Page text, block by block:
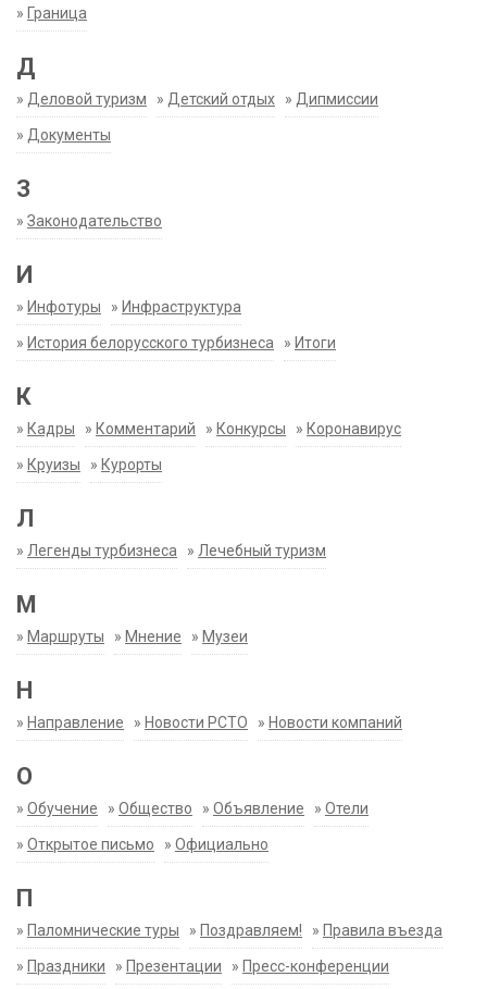
» Граница
Д
» Деловой туризм » Детский отдых » Дипмиссии
» Документы
З
» Законодательство
И
» Инфотуры » Инфраструктура
» История белорусского турбизнеса » Итоги
К
» Кадры » Комментарий » Конкурсы » Коронавирус
» Круизы » Курорты
Л
» Легенды турбизнеса » Лечебный туризм
М
» Маршруты » Мнение » Музеи
Н
» Направление » Новости РСТО » Новости компаний
О
» Обучение » Общество » Объявление » Отели
» Открытое письмо » Официально
П
» Паломнические туры » Поздравляем! » Правила въезда
» Праздники » Презентации » Пресс-конференции